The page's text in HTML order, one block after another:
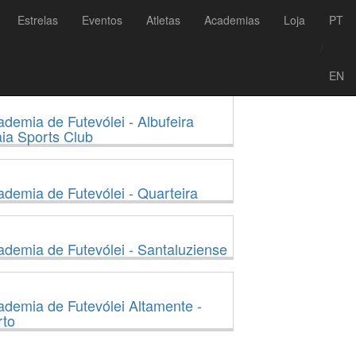
Estrelas Eventos Atletas Academias Loja
PT
EN
de Futevólei - Albufeira
Sports Club
de Futevólei - Quarteira
de Futevólei - Santaluziense
de Futevólei Altamente -